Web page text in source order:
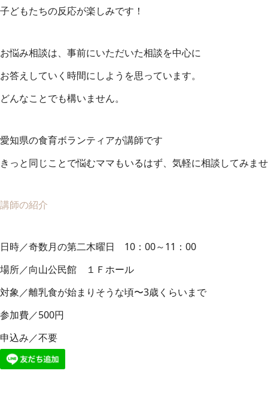
子どもたちの反応が楽しみです！
お悩み相談は、事前にいただいた相談を中心に
お答えしていく時間にしようを思っています。
どんなことでも構いません。
愛知県の食育ボランティアが講師です
きっと同じことで悩むママもいるはず、気軽に相談してみま
講師の紹介
日時／奇数月の第二木曜日 10：00～11：00
場所／向山公民館 １Ｆホール
対象／離乳食が始まりそうな頃〜3歳くらいまで
参加費／500円
申込み／不要